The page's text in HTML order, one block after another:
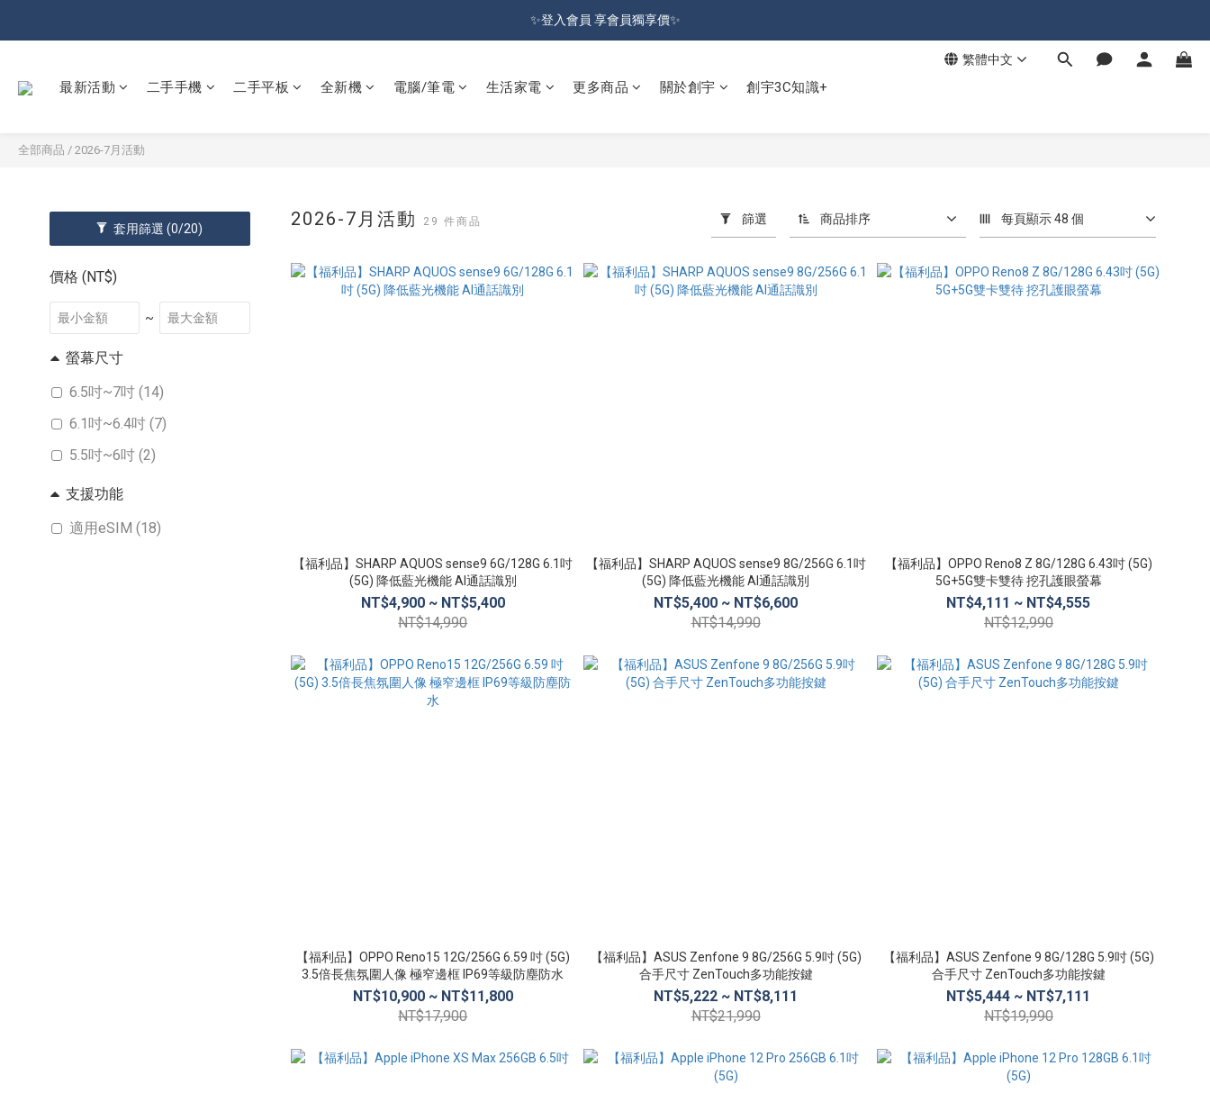
加入會員就送100元購物金 | 全館購物滿＄599 免運
✨登入會員 享會員獨享價✨
繁體中文
最新活動 二手手機 二手平板 全新機 電腦/筆電 生活家電 更多商品 關於創宇 創宇3C知識+
全部商品 / 2026-7月活動
套用篩選(0/20)
價格 (NT$)
~
螢幕尺寸
6.5吋~7吋 (14)
6.1吋~6.4吋 (7)
5.5吋~6吋 (2)
支援功能
適用eSIM (18)
2026-7月活動 29 件商品 篩選 商品排序 每頁顯示 48 個
【福利品】SHARP AQUOS sense9 6G/128G 6.1吋
(5G) 降低藍光機能 AI通話識別
NT$4,900 ~ NT$5,400
NT$14,990
【福利品】SHARP AQUOS sense9 8G/256G 6.1吋
(5G) 降低藍光機能 AI通話識別
NT$5,400 ~ NT$6,600
NT$14,990
【福利品】OPPO Reno8 Z 8G/128G 6.43吋 (5G)
5G+5G雙卡雙待 挖孔護眼螢幕
NT$4,111 ~ NT$4,555
NT$12,990
【福利品】OPPO Reno15 12G/256G 6.59 吋 (5G)
3.5倍長焦氛圍人像 極窄邊框 IP69等級防塵防水
NT$10,900 ~ NT$11,800
NT$17,900
【福利品】ASUS Zenfone 9 8G/256G 5.9吋 (5G)
合手尺寸 ZenTouch多功能按鍵
NT$5,222 ~ NT$8,111
NT$21,990
【福利品】ASUS Zenfone 9 8G/128G 5.9吋 (5G)
合手尺寸 ZenTouch多功能按鍵
NT$5,444 ~ NT$7,111
NT$19,990